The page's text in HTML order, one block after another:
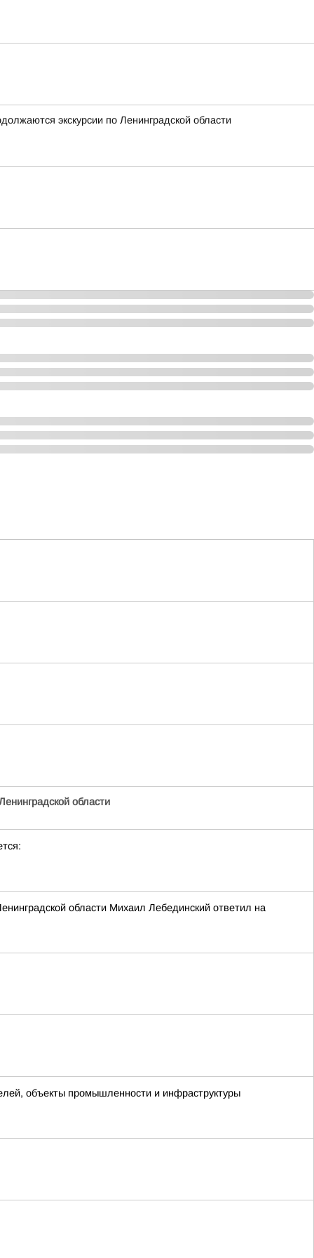
экскурсии по Ленинградской области
области
области Михаил Лебединский ответил на
объекты промышленности и инфраструктуры